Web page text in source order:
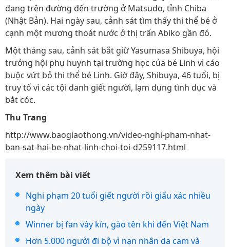
đang trên đường đến trường ở Matsudo, tỉnh Chiba
(Nhật Bản). Hai ngày sau, cảnh sát tìm thấy thi thể bé ở
cạnh một mương thoát nước ở thị trấn Abiko gần đó.
Một tháng sau, cảnh sát bắt giữ Yasumasa Shibuya, hội
trưởng hội phụ huynh tại trường học của bé Linh vì cáo
buộc vứt bỏ thi thể bé Linh. Giờ đây, Shibuya, 46 tuổi, bị
truy tố vì các tội danh giết người, lạm dụng tình dục và
bắt cóc.
Thu Trang
http://www.baogiaothong.vn/video-nghi-pham-nhat-
ban-sat-hai-be-nhat-linh-choi-toi-d259117.html
Xem thêm bài viết
Nghi phạm 20 tuổi giết người rồi giấu xác nhiều
ngày
Winner bị fan vây kín, gào tên khi đến Việt Nam
Hơn 5.000 người đi bộ vì nạn nhân da cam và